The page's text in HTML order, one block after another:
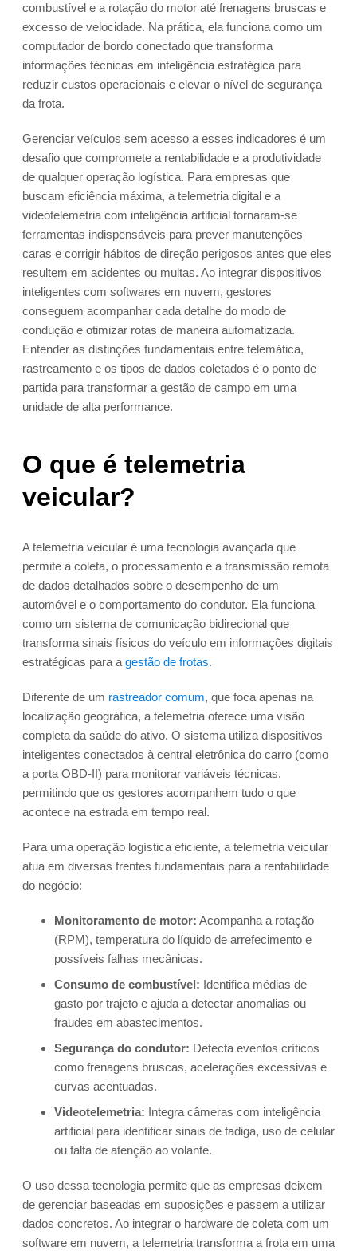
combustível e a rotação do motor até frenagens bruscas e
excesso de velocidade. Na prática, ela funciona como um
computador de bordo conectado que transforma
informações técnicas em inteligência estratégica para
reduzir custos operacionais e elevar o nível de segurança
da frota.
Gerenciar veículos sem acesso a esses indicadores é um
desafio que compromete a rentabilidade e a produtividade
de qualquer operação logística. Para empresas que
buscam eficiência máxima, a telemetria digital e a
videotelemetria com inteligência artificial tornaram-se
ferramentas indispensáveis para prever manutenções
caras e corrigir hábitos de direção perigosos antes que eles
resultem em acidentes ou multas. Ao integrar dispositivos
inteligentes com softwares em nuvem, gestores
conseguem acompanhar cada detalhe do modo de
condução e otimizar rotas de maneira automatizada.
Entender as distinções fundamentais entre telemática,
rastreamento e os tipos de dados coletados é o ponto de
partida para transformar a gestão de campo em uma
unidade de alta performance.
O que é telemetria
veicular?
A telemetria veicular é uma tecnologia avançada que
permite a coleta, o processamento e a transmissão remota
de dados detalhados sobre o desempenho de um
automóvel e o comportamento do condutor. Ela funciona
como um sistema de comunicação bidirecional que
transforma sinais físicos do veículo em informações digitais
estratégicas para a gestão de frotas.
Diferente de um rastreador comum, que foca apenas na
localização geográfica, a telemetria oferece uma visão
completa da saúde do ativo. O sistema utiliza dispositivos
inteligentes conectados à central eletrônica do carro (como
a porta OBD-II) para monitorar variáveis técnicas,
permitindo que os gestores acompanhem tudo o que
acontece na estrada em tempo real.
Para uma operação logística eficiente, a telemetria veicular
atua em diversas frentes fundamentais para a rentabilidade
do negócio:
Monitoramento de motor: Acompanha a rotação
(RPM), temperatura do líquido de arrefecimento e
possíveis falhas mecânicas.
Consumo de combustível: Identifica médias de
gasto por trajeto e ajuda a detectar anomalias ou
fraudes em abastecimentos.
Segurança do condutor: Detecta eventos críticos
como frenagens bruscas, acelerações excessivas e
curvas acentuadas.
Videotelemetria: Integra câmeras com inteligência
artificial para identificar sinais de fadiga, uso de celular
ou falta de atenção ao volante.
O uso dessa tecnologia permite que as empresas deixem
de gerenciar baseadas em suposições e passem a utilizar
dados concretos. Ao integrar o hardware de coleta com um
software em nuvem, a telemetria transforma a frota em uma